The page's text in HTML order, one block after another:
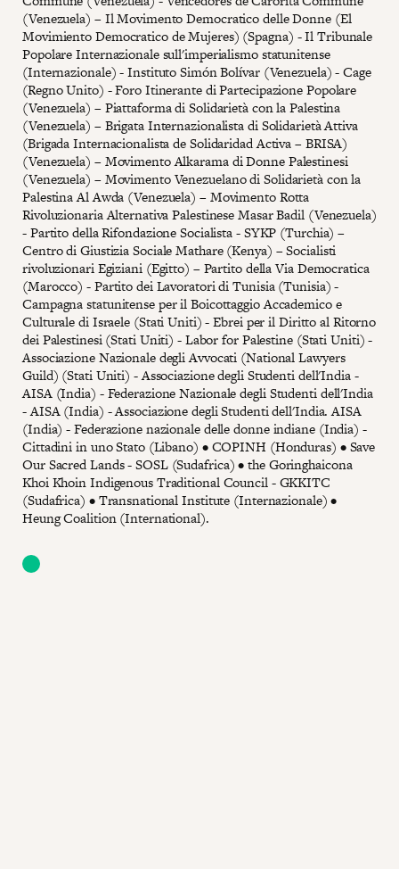
(Venezuela) – Il Movimento Democratico delle Donne (El
Movimiento Democratico de Mujeres) (Spagna) - Il Tribunale
Popolare Internazionale sull'imperialismo statunitense
(Internazionale) - Instituto Simón Bolívar (Venezuela) - Cage
(Regno Unito) - Foro Itinerante di Partecipazione Popolare
(Venezuela) – Piattaforma di Solidarietà con la Palestina
(Venezuela) – Brigata Internazionalista di Solidarietà Attiva
(Brigada Internacionalista de Solidaridad Activa – BRISA)
(Venezuela) – Movimento Alkarama di Donne Palestinesi
(Venezuela) – Movimento Venezuelano di Solidarietà con la
Palestina Al Awda (Venezuela) – Movimento Rotta
Rivoluzionaria Alternativa Palestinese Masar Badil (Venezuela)
- Partito della Rifondazione Socialista - SYKP (Turchia) –
Centro di Giustizia Sociale Mathare (Kenya) – Socialisti
rivoluzionari Egiziani (Egitto) – Partito della Via Democratica
(Marocco) - Partito dei Lavoratori di Tunisia (Tunisia) -
Campagna statunitense per il Boicottaggio Accademico e
Culturale di Israele (Stati Uniti) - Ebrei per il Diritto al Ritorno
dei Palestinesi (Stati Uniti) - Labor for Palestine (Stati Uniti) -
Associazione Nazionale degli Avvocati (National Lawyers
Guild) (Stati Uniti) - Associazione degli Studenti dell'India -
AISA (India) - Federazione Nazionale degli Studenti dell'India
- AISA (India) - Associazione degli Studenti dell'India. AISA
(India) - Federazione nazionale delle donne indiane (India) -
Cittadini in uno Stato (Libano) • COPINH (Honduras) • Save
Our Sacred Lands - SOSL (Sudafrica) • the Goringhaicona
Khoi Khoin Indigenous Traditional Council - GKKITC
(Sudafrica) • Transnational Institute (Internazionale) •
Heung Coalition (International).